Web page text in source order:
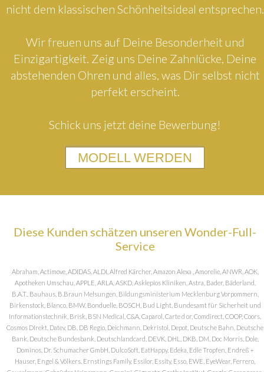
nicht dem klassischen Schönheitsideal entsprechen.
Wir freuen uns auf Deine Besonderheit und
Einzigartigkeit. Zeig uns Deine Zahnlücke, Deine
abstehenden Ohren und alles, was Dir selbst nicht
perfekt erscheint.
Schick uns jetzt deine Bewerbung!
MODELL WERDEN
Diese Kunden schätzen unseren Wonder-Full-
Service
Abraham, Actimove, ADIDAS, ALDI, Alfred Kärcher, Amazon Alexa , Amorelie, ANWR, AOK,
Apotheken Umschau, APPLE, ARLA, ASKD, Asklepios Kliniken, Astra, Bader, Bäderland,
B.A.T., Bauhaus, B.Braun Melsungen, Bildungsministerium Mecklenburg Vorpommern,
Birkenstock, Blanco, BMW, Bonduelle, BOSCH, Bud Light, Bundesamt für Sicherheit und
Informationstechnik, Brisk, BSN Medical, C&A, Caparol, Carte d or, Comdirect, COOP, Coors,
Cosmos DIrekt, Datev, DB, DB Regio, Deichmann, Dekristol, Depot, Deutsche Bahn, Deutsche
Bank, Deutsche Bundesbank, Deutschlandcard, DEVK, DHL, DKB, DM, Doc Morris, Dole,
Dominos, Dr. Schumacher GmbH, DulcoSoft, EatHappy, Edeka, Edle Tropfen, Endreß +
Hauser, Engel & Völkers, Ernstings Family, Essilor, Essity, Esso, EWE, EyeWear, Ferrero,